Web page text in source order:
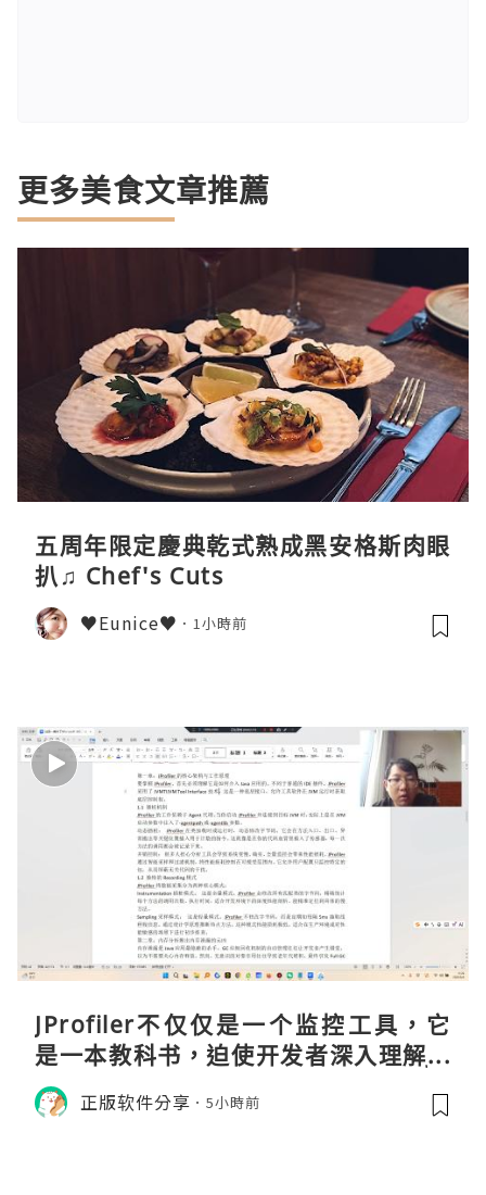
更多美食文章推薦
五周年限定慶典乾式熟成黑安格斯肉眼
扒♫ Chef's Cuts
♥Eunice♥ 1小時前
JProfiler不仅仅是一个监控工具，它
是一本教科书，迫使开发者深入理解JV
M的内存模型、垃圾回收机制和并发原
理。通过直观的可视化数据，它将抽象
正版软件分享 5小時前